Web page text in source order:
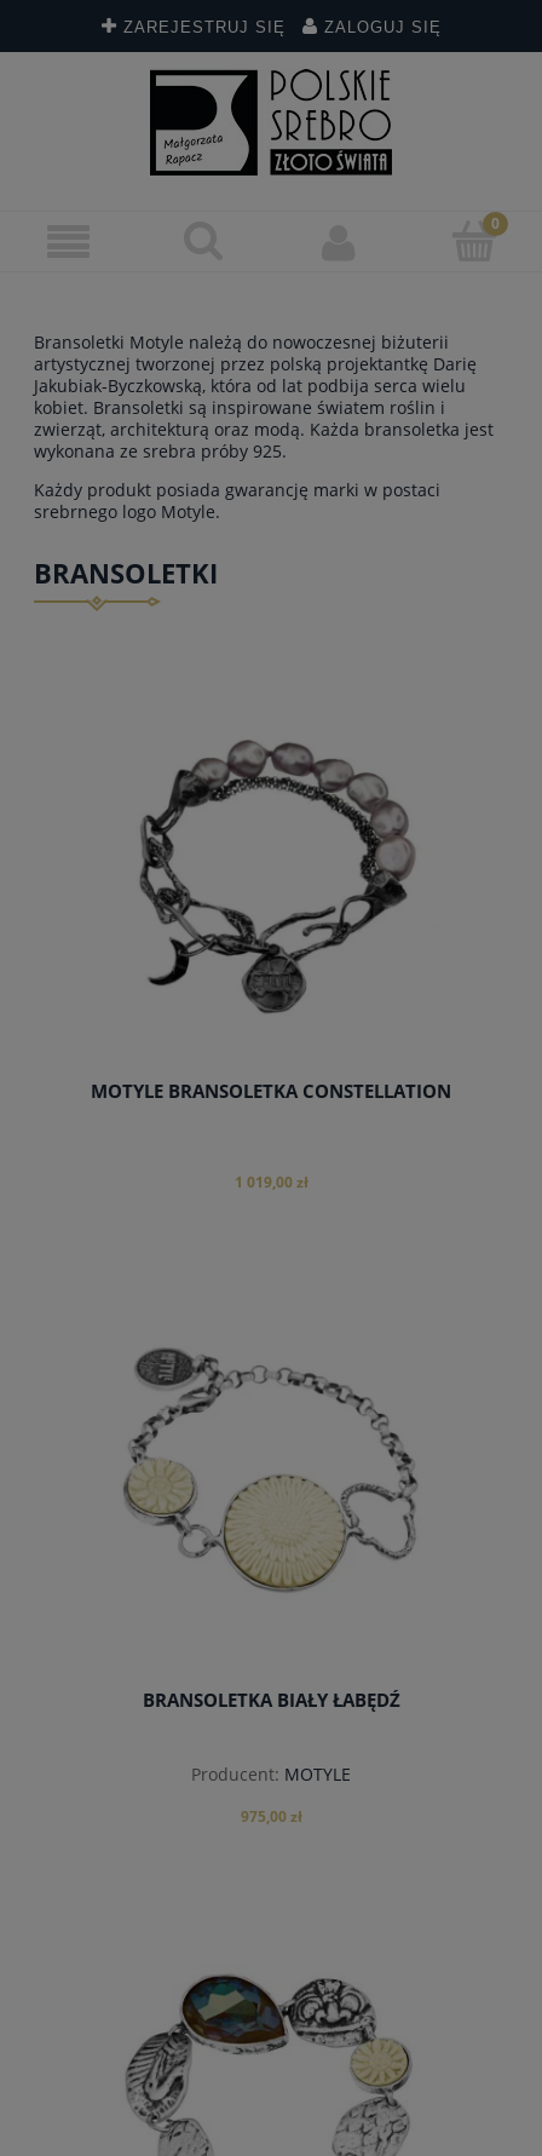
ZAREJESTRUJ SIĘ ZALOGUJ SIĘ
Bransoletki Motyle należą do nowoczesnej biżuterii
artystycznej tworzonej przez polską projektantkę Darię
Jakubiak-Byczkowską, która od lat podbija serca wielu
kobiet. Bransoletki są inspirowane światem roślin i
zwierząt, architekturą oraz modą. Każda bransoletka jest
wykonana ze srebra próby 925.
Każdy produkt posiada gwarancję marki w postaci
srebrnego logo Motyle.
BRANSOLETKI
MOTYLE BRANSOLETKA CONSTELLATION
1 019,00 zł
BRANSOLETKA BIAŁY ŁABĘDŹ
Producent: MOTYLE
975,00 zł